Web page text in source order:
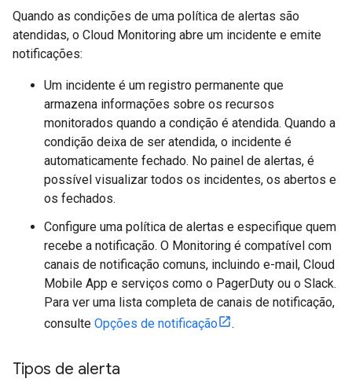
Quando as condições de uma política de alertas são
atendidas, o Cloud Monitoring abre um incidente e emite
notificações:
Um incidente é um registro permanente que
armazena informações sobre os recursos
monitorados quando a condição é atendida. Quando a
condição deixa de ser atendida, o incidente é
automaticamente fechado. No painel de alertas, é
possível visualizar todos os incidentes, os abertos e
os fechados.
Configure uma política de alertas e especifique quem
recebe a notificação. O Monitoring é compatível com
canais de notificação comuns, incluindo e-mail, Cloud
Mobile App e serviços como o PagerDuty ou o Slack.
Para ver uma lista completa de canais de notificação,
consulte Opções de notificação .
Tipos de alerta